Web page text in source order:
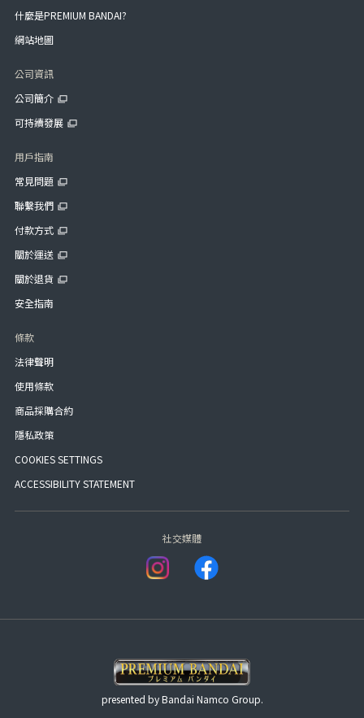
什麼是PREMIUM BANDAI?
網站地圖
公司資訊
公司簡介
可持續發展
用戶指南
常見問題
聯繫我們
付款方式
關於運送
關於退貨
安全指南
條款
法律聲明
使用條款
商品採購合約
隱私政策
COOKIES SETTINGS
ACCESSIBILITY STATEMENT
社交媒體
presented by Bandai Namco Group.